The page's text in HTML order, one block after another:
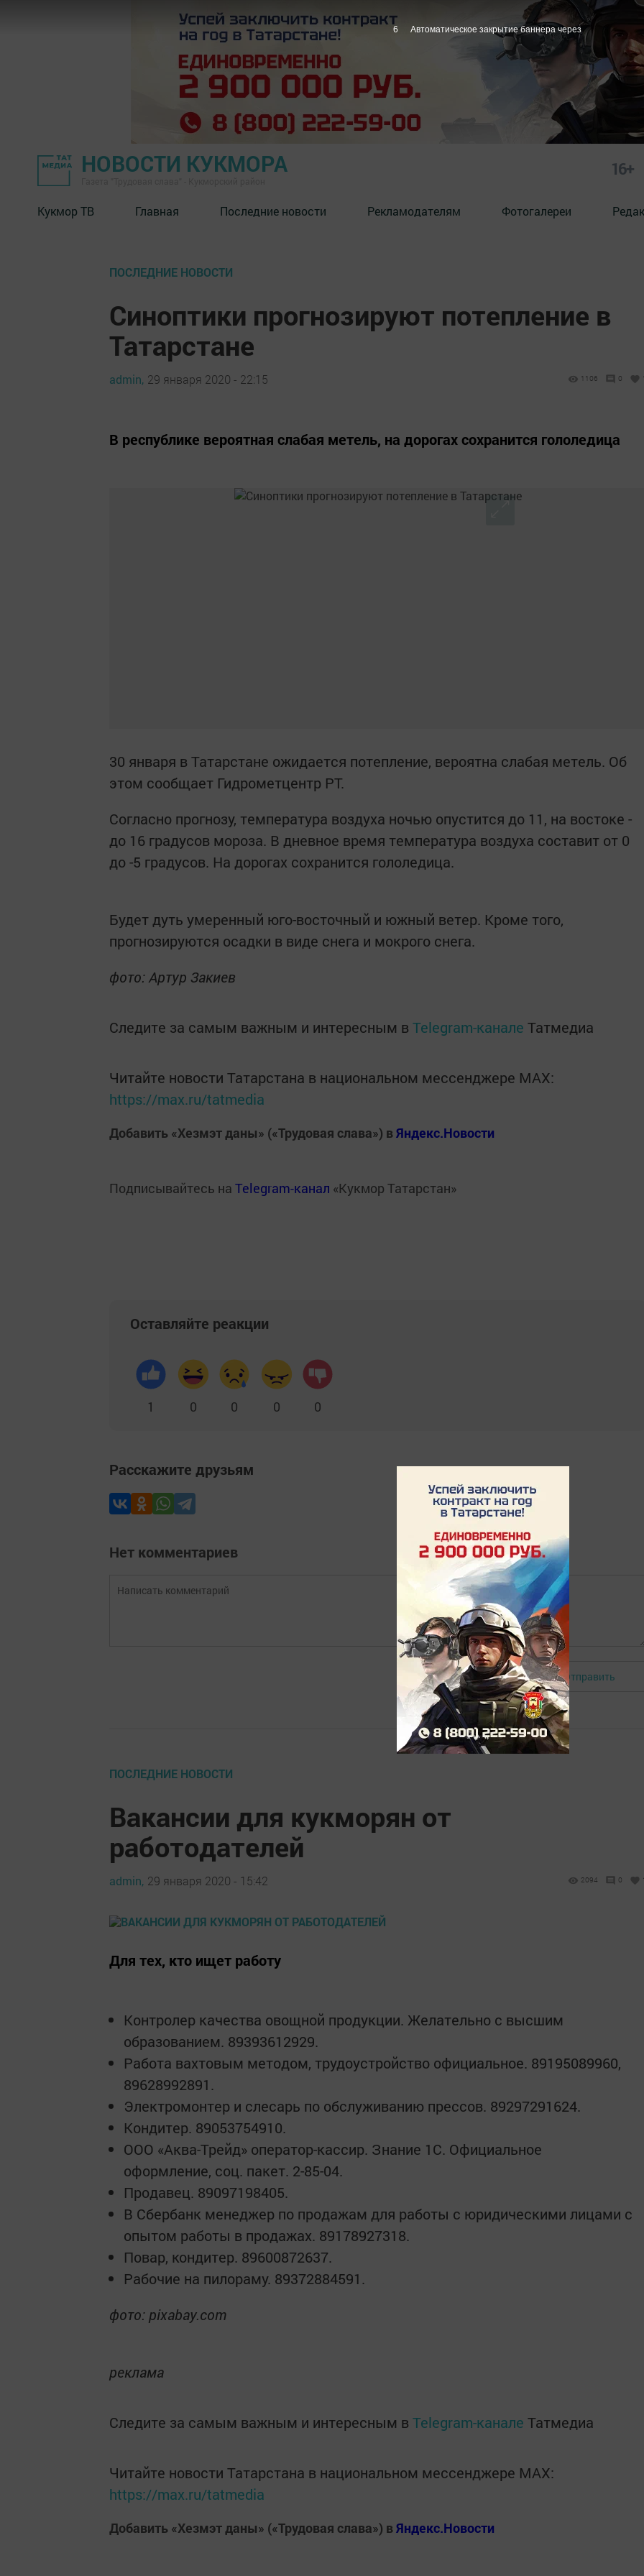
НОВОСТИ КУКМОРА 16+
Кукмор ТВ Главная Последние новости Рекламодателям Фотогалереи
ПОСЛЕДНИЕ НОВОСТИ
Синоптики прогнозируют потепление в
Татарстане
admin, 29 января 2020 - 22:15 1106 0
В республике вероятная слабая метель, на дорогах сохранится гололедица
30 января в Татарстане ожидается потепление, вероятна слабая метель. Об
этом сообщает Гидрометцентр РТ.
Согласно прогнозу, температура воздуха ночью опустится до 11, на востоке -
до 16 градусов мороза. В дневное время температура воздуха составит от 0
до -5 градусов. На дорогах сохранится гололедица.
Будет дуть умеренный юго-восточный и южный ветер. Кроме того,
прогнозируются осадки в виде снега и мокрого снега.
фото: Артур Закиев
Следите за самым важным и интересным в Telegram-канале Татмедиа
Читайте новости Татарстана в национальном мессенджере MАХ:
https://max.ru/tatmedia
Добавить «Хезмэт даны» («Трудовая слава») вЯндекс.Новости
Подписывайтесь на Telegram-канал «Кукмор Татарстан»
Оставляйте реакции
1 0 0 0 0
Расскажите друзьям
Нет комментариев
Авторизоваться Отправить
ПОСЛЕДНИЕ НОВОСТИ
Вакансии для кукморян от
работодателей
admin, 29 января 2020 - 15:42 2094 0
Для тех, кто ищет работу
Контролер качества овощной продукции. Желательно с высшим
образованием. 89393612929.
Работа вахтовым методом, трудоустройство официальное. 89195089960,
89628992891.
Электромонтер и слесарь по обслуживанию прессов. 89297291624.
Кондитер. 89053754910.
ООО «Аква-Трейд» оператор-кассир. Знание 1С. Официальное
оформление, соц. пакет. 2-85-04.
Продавец. 89097198405.
В Сбербанк менеджер по продажам для работы с юридическими лицами с
опытом работы в продажах. 89178927318.
Повар, кондитер. 89600872637.
Рабочие на пилораму. 89372884591.
фото: pixabay.com
реклама
Следите за самым важным и интересным в Telegram-канале Татмедиа
Читайте новости Татарстана в национальном мессенджере MАХ:
https://max.ru/tatmedia
Добавить «Хезмэт даны» («Трудовая слава») вЯндекс.Новости
5 Автоматическое закрытие баннера через